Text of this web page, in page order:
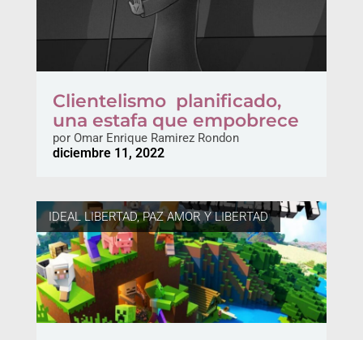
Clientelismo planificado,
una estafa que empobrece
porOmar Enrique Ramirez Rondon
diciembre 11, 2022
IDEAL LIBERTAD,PAZ AMOR Y LIBERTAD